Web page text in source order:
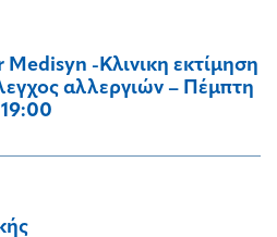
-Kλινικη εκτίμηση
αλλεργιών – Πέμπτη
19:00